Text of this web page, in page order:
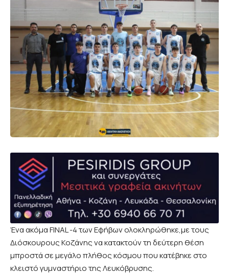
Ένα ακόμα FINAL -4 των Εφήβων ολοκληρώθηκε,με τους
Διόσκουρους Κοζάνης να κατακτούν τη δεύτερη θέση
μπροστά σε μεγάλο πλήθος κόσμου που κατέβηκε στο
κλειστό γυμναστήριο της Λευκόβρυσης.